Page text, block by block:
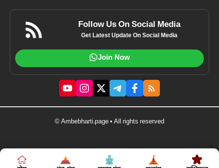
Follow Us On Social Media
Get Latest Update On Social Media
Join Now
© Ambebharti.page • All rights reserved